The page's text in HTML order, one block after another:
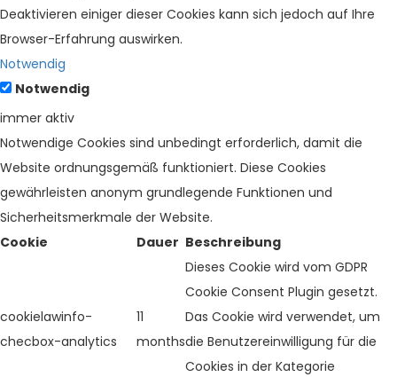
Deaktivieren einiger dieser Cookies kann sich jedoch auf Ihre
Browser-Erfahrung auswirken.
Notwendig
Notwendig
immer aktiv
Notwendige Cookies sind unbedingt erforderlich, damit die
Website ordnungsgemäß funktioniert. Diese Cookies
gewährleisten anonym grundlegende Funktionen und
Sicherheitsmerkmale der Website.
Cookie
Dauer Beschreibung
cookielawinfo-
checbox-analytics
11
months
Dieses Cookie wird vom GDPR
Cookie Consent Plugin gesetzt.
Das Cookie wird verwendet, um
die Benutzereinwilligung für die
Cookies in der Kategorie